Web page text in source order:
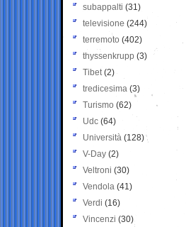
subappalti (31)
televisione(244)
terremoto (402)
thyssenkrupp (3)
Tibet(2)
tredicesima (3)
Turismo (62)
Udc (64)
Università (128)
V-Day (2)
Veltroni (30)
Vendola (41)
Verdi (16)
Vincenzi (30)